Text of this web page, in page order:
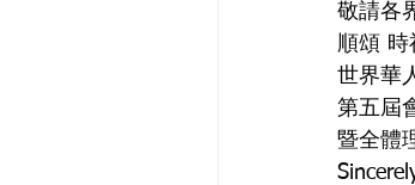
敬請各
順頌 時
世界華
第五屆
暨全體